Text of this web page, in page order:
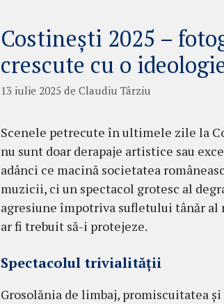
Costinești 2025 –
crescute cu o
13 iulie 2025 de Claudiu Târziu
Scenele petrecute în ultimele zile la
nu sunt doar derapaje artistice sau
adânci ce macină societatea
muzicii, ci un spectacol grotesc al
agresiune împotriva sufletului tânăr
ar fi trebuit să-i protejeze.
Spectacolul trivialității
Grosolănia de limbaj, promiscuitatea